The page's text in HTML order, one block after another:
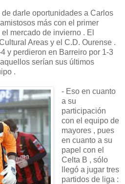
darle oportunidades a Carlos
más con el primer
mercado de invierno . El
Areas y el C.D. Ourense .
y perdieron en Barreiro por 1-3
serían sus últimos
.
- Eso en cuanto
a su
participación
con el equipo de
mayores , pues
en cuanto a su
papel con el
Celta B , sólo
llegó a jugar tres
partidos de liga :